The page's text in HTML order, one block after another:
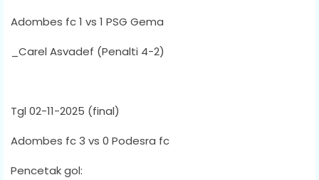
Adombes fc 1 vs 1 PSG Gema
_Carel Asvadef (Penalti 4-2)
Tgl 02-11-2025 (final)
Adombes fc 3 vs 0 Podesra fc
Pencetak gol: